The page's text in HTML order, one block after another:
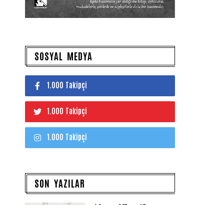
SOSYAL MEDYA
1.000 Takipçi
1.000 Takipçi
1.000 Takipçi
SON YAZILAR